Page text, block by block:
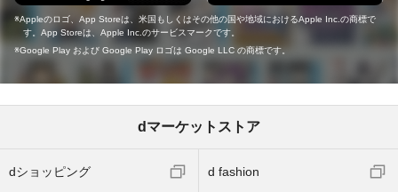
Appleのロゴ、App Storeは、米国もしくはその他の国や地域におけるApple Inc.の商標で
す。App Storeは、Apple Inc.のサービスマークです。
Google Play および Google Play ロゴは Google LLC の商標です。
dマーケットストア
dショッピング d fashion